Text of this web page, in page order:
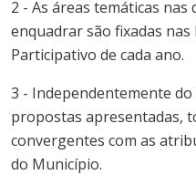
2 - As áreas temáticas
enquadrar são fixadas nas
Participativo de cada ano.
3 - Independentemente
propostas apresentadas,
convergentes com as
do Município.